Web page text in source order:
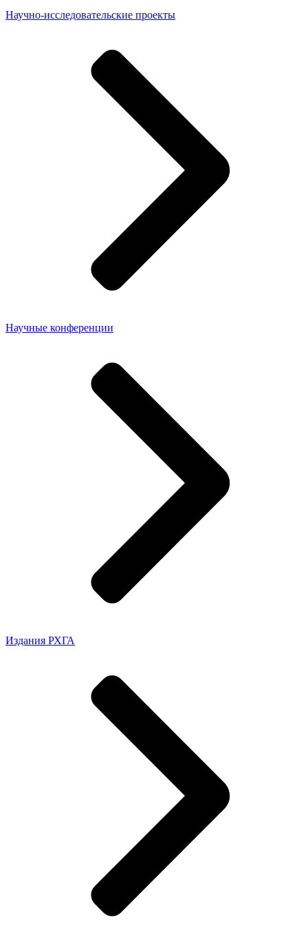
Научно-исследовательские проекты
Научные конференции
Издания РХГА